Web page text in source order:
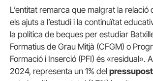
L’entitat remarca que malgrat la relació
els ajuts a l’estudi i la continuïtat
la política de beques per estudiar
Formatius de Grau Mitjà (CFGM) o
Formació i Inserció (PFI) és «residual».
2024, representa un 1% del pressupost